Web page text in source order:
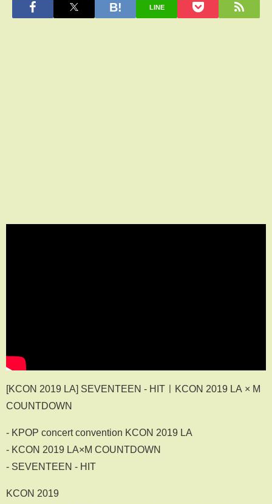
LINE
[KCON 2019 LA] SEVENTEEN - HITㅣKCON 2019 LA × M
COUNTDOWN
- KPOP concert convention KCON 2019 LA
- KCON 2019 LA×M COUNTDOWN
- SEVENTEEN - HIT
KCON 2019